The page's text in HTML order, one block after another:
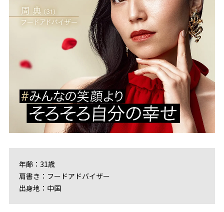
年齢：31歳
肩書き：フードアドバイザー
出身地：中国